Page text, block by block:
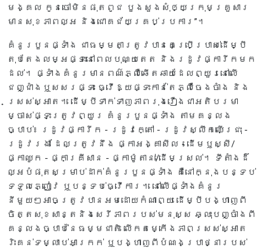
មង្គល កូនចៅមិនផុតពូជ បួងសួងសុំឲ្យក្រុមគ្រួសារ
មានសុខភាពល្អ និងជោគជ័យគ្រប់ប្រការ”។
គំនូរ​បួនផ្ទាំង ​ជាធម្មតាត្រូវបានគេប្រើប្រាស់​ដើម្បី​
តុបតែងលម្អផ្ទះ​នៅ​ពេលបុណ្យតេត​ និង​រដូវ​ផ្ការីក​មក​
ដល់។ ផ្ទាំងគំនូរមានពណ៌ភ្លឺឆើតឆាយដែលព្យួរនៅលើ
ជញ្ជាំងឬសសរផ្ទះ ធ្វើឱ្យផ្ទះកាន់តែភ្លឺចែងចាំង និង
ស្រស់ស្អាត។ ដើម្បីទាក់ទាញភាពរុងរឿងជាអតិបរមា
ម្ចាស់ផ្ទះត្រូវព្យួរ គំនូរបួនផ្ទាំង តាមគន្លង
ច្បាប់៖ រដូវផ្ការីក - រដូវក្តៅ - រដូវស្លឹកឈើជ្រុះ -
រដូវរងា ដែលត្រូវនឹង ផ្កាអង្គាសីល - ដើមឫស្សី/
ផ្កាឈូក - ផ្កាគ្រីសាន - ផ្កាម៉ូតាន់/ដើមស្រល់។ ទីតាំងដ៏
ល្អបំផុតសម្រាប់ដាក់គំនូរបួនផ្ទាំង គឺនៅក្នុងបន្ទប់
ទទួលភ្ញៀវ ឬបន្ទប់ធ្វើការ។ នៅលើផ្ទាំងគំនូរ
នីមួយៗអាចត្រូវបានអមដោយកំណាព្យ ដើម្បីបង្ហាញពី
ចិត្តសុខសាន្តនិងសេរីភាពរបស់មនុស្ស ឆ្លុះបញ្ចាំងពី
គន្លងច្បាប់នៃធម្មជាតិ លើកតម្កើងភាពស្រស់ស្អាត
រិះគន់ទម្លាប់អាក្រក់ ឬបង្ហាញពីបំណងប្រាថ្នារបស់